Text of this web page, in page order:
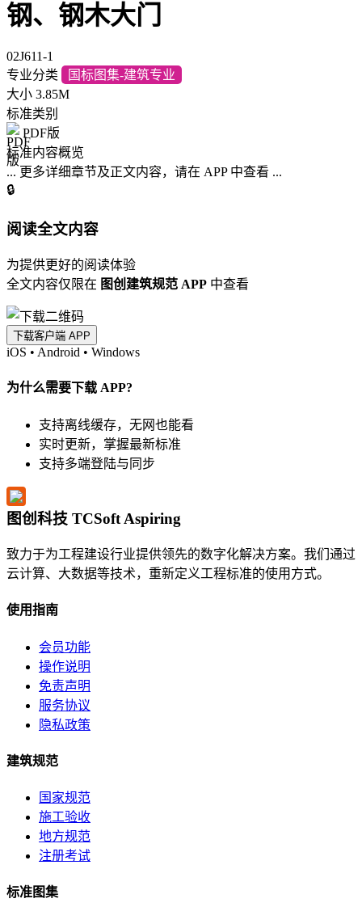
钢、钢木大门
02J611-1
专业分类
国标图集-建筑专业
大小 3.85M
标准类别
PDF版
标准内容概览
... 更多详细章节及正文内容，请在 APP 中查看 ...
🔒
阅读全文内容
为提供更好的阅读体验
全文内容仅限在 图创建筑规范 APP 中查看
下载客户端 APP
iOS • Android • Windows
为什么需要下载 APP?
支持离线缓存，无网也能看
实时更新，掌握最新标准
支持多端登陆与同步
图创科技 TCSoft Aspiring
致力于为工程建设行业提供领先的数字化解决方案。我们通过
云计算、大数据等技术，重新定义工程标准的使用方式。
使用指南
会员功能
操作说明
免责声明
服务协议
隐私政策
建筑规范
国家规范
施工验收
地方规范
注册考试
标准图集